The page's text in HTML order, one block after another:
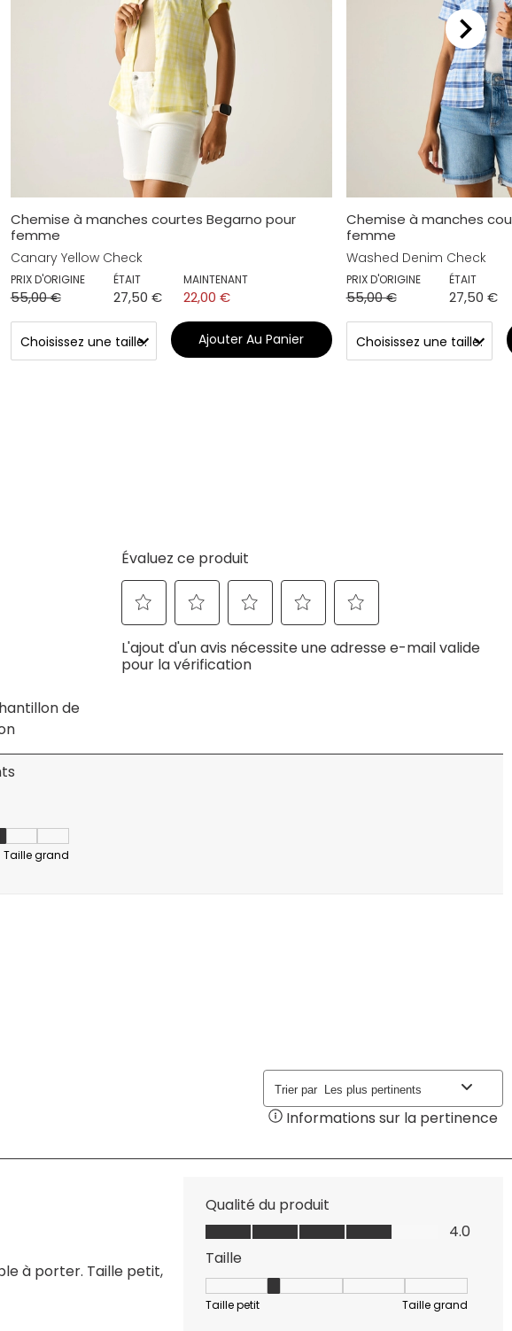
Chemise à manches courtes Begarno pour
femme
Canary Yellow Check
PRIX D'ORIGINE
55,00 €
ÉTAIT
27,50 €
MAINTENANT
22,00 €
Ajouter Au Panier
Chemise à manches
femme
Washed Denim Check
PRIX D'ORIGINE
55,00 €
ÉTAIT
27,50 €